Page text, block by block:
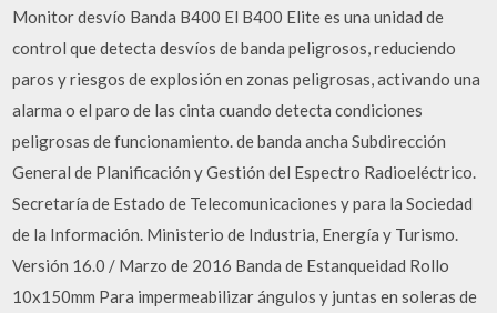
Monitor desvío Banda B400 El B400 Elite es una unidad de
control que detecta desvíos de banda peligrosos, reduciendo
paros y riesgos de explosión en zonas peligrosas, activando una
alarma o el paro de las cinta cuando detecta condiciones
peligrosas de funcionamiento. de banda ancha Subdirección
General de Planificación y Gestión del Espectro Radioeléctrico.
Secretaría de Estado de Telecomunicaciones y para la Sociedad
de la Información. Ministerio de Industria, Energía y Turismo.
Versión 16.0 / Marzo de 2016 Banda de Estanqueidad Rollo
10x150mm Para impermeabilizar ángulos y juntas en soleras de